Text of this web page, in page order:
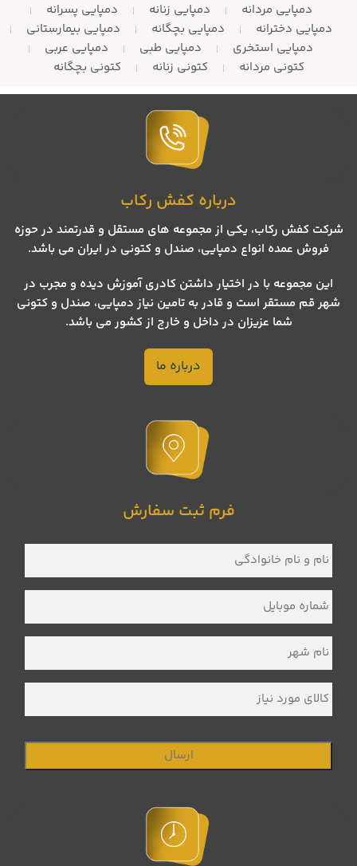
دمپایی مردانه دمپایی زنانه
دمپایی پسرانه
دمپایی دخترانه
دمپایی بچگانه
دمپایی بیمارستانی
دمپایی استخری
دمپایی طبی
دمپایی عربی
کتونی مردانه
کتونی زنانه کتونی بچگانه
درباره کفش رکاب
شرکت کفش رکاب، یکی از مجموعه های مستقل و قدرتمند در حوزه
فروش عمده انواع دمپایی، صندل و کتونی در ایران می باشد.
این مجموعه با در اختیار داشتن کادری آموزش دیده و مجرب در
شهر قم مستقر است و قادر به تامین نیاز دمپایی، صندل و کتونی
شما عزیزان در داخل و خارج از کشور می باشد.
درباره ما
فرم ثبت سفارش
نام
و
نام
خانوادگی
*
شماره
موبایل *
نام
شهر *
کالای
مورد
نیاز